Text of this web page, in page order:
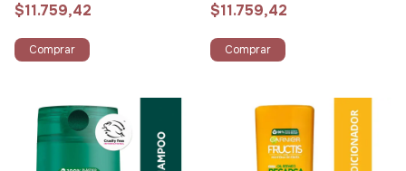
$11.759,42
Comprar
$11.759,42
Comprar